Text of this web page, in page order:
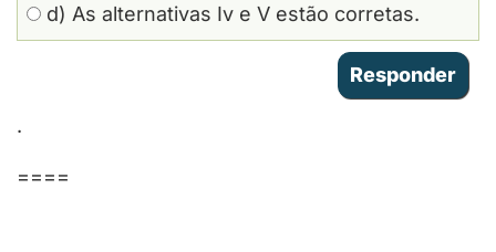
d) As alternativas Iv e V estão corretas.
.
====